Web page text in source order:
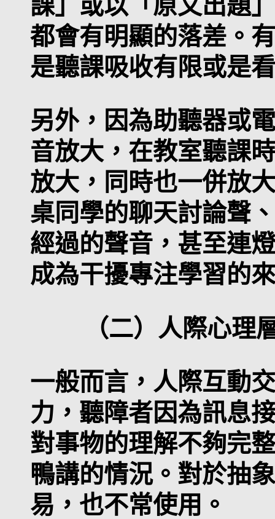
課」或以「原文出題
都會有明顯的落差。
是聽課吸收有限或是
另外，因為助聽器或
音放大，在教室聽課
放大，同時也一併放
桌同學的聊天討論聲
經過的聲音，甚至連
成為干擾專注學習的
（二）人際心理
一般而言，人際互動
力，聽障者因為訊息
對事物的理解不夠完
鴨講的情況。對於抽
易，也不常使用。